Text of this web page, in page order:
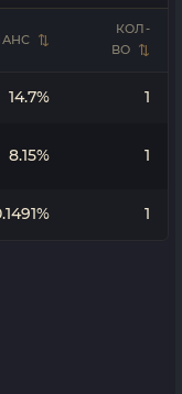
КОЛ-
ВО
14.7% 1
8.15% 1
1